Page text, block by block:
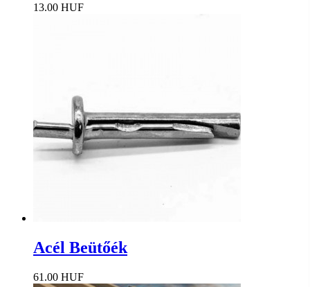
13.00 HUF
Acél Beütőék
61.00 HUF